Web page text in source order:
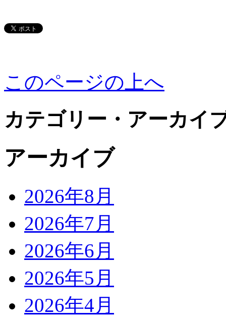
このページの上へ
カテゴリー・アーカイ
アーカイブ
2026年8月
2026年7月
2026年6月
2026年5月
2026年4月